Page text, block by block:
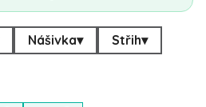
Nášivka▾ Střih▾